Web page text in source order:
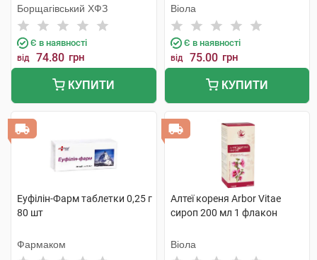
Борщагівський ХФЗ
Є в наявності
від 74.80 грн
КУПИТИ
Віола
Є в наявності
від 75.00 грн
КУПИТИ
Еуфілін-Фарм таблетки 0,25 г
80 шт
Фармаком
Алтеї кореня Arbor Vitae
сироп 200 мл 1 флакон
Віола